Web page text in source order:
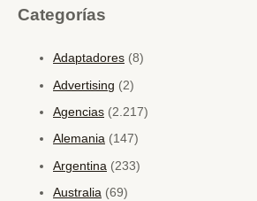
Categorías
Adaptadores (8)
Advertising (2)
Agencias (2.217)
Alemania (147)
Argentina (233)
Australia (69)